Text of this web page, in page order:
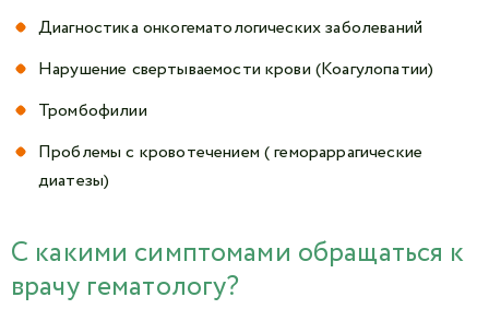
Диагностика онкогематологических заболеваний
Нарушение свертываемости крови (Коагулопатии)
Тромбофилии
Проблемы с кровотечением ( гемораррагические
диатезы)
С какими симптомами обращаться к
врачу гематологу?